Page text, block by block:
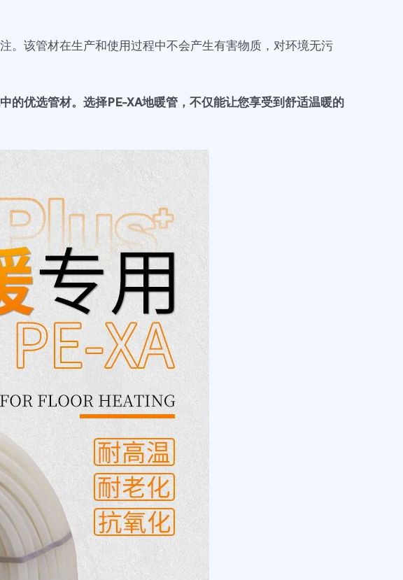
。该管材在生产和使用过程中不会产生有害物质，对环境无污
的优选管材。选择PE-XA地暖管，不仅能让您享受到舒适温暖的